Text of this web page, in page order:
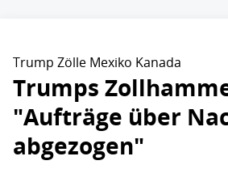
Trump Zölle Mexiko Kanada
Trumps
"Aufträge über
abgezogen"